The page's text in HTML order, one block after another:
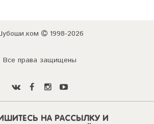
1998-2026
Все права защищены
НА РАССЫЛКУ И